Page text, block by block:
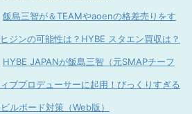
飯島三智が＆TEAMやaoenの格差売りをす
ジンの可能性は？HYBE スタエン買収は？
HYBE JAPANが飯島三智（元SMAPチーフ
ブプロデューサーに起用！びっくりすぎる
ルボード対策（Web版）